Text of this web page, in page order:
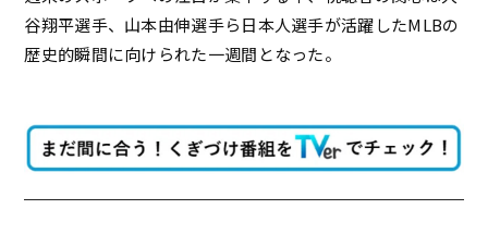
谷翔平選手、山本由伸選手ら日本人選手が活躍したMLBの
歴史的瞬間に向けられた一週間となった。